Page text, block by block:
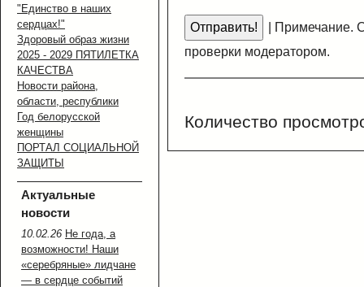
"Единство в наших
сердцах!"
Здоровый образ жизни
2025 - 2029 ПЯТИЛЕТКА
КАЧЕСТВА
Новости района,
области, республики
Год белорусской
женщины
ПОРТАЛ СОЦИАЛЬНОЙ
ЗАЩИТЫ
Актуальные
новости
10.02.26 Не года, а
возможности! Наши
«серебряные» лидчане
— в сердце событий
Примечание.
проверки модератором.
Количество